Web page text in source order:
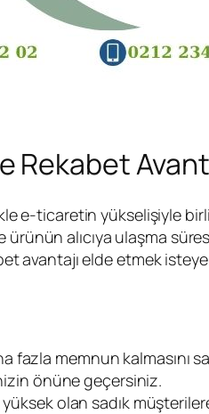
Rekabet
e-ticaretin yükselişiyle
alıcıya ulaşma
avantajı elde etmek
fazla memnun kalmasını
önüne geçersiniz.
olan sadık